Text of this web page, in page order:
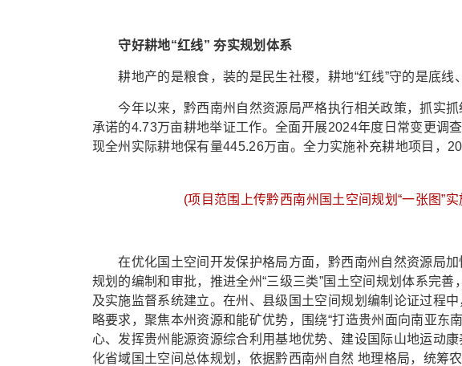
守好耕地“红线” 夯实规划体系
耕地产的是粮食，装的是民生社稷，耕地“红线”守的是底线
今年以来，黔西南州自然资源局严格执行相关政策，抓实抓
承诺的4.73万亩耕地举证工作。全面开展2024年度日常变更调
现全州实际耕地保有量445.26万亩。全力实施补充耕地项目，
(项目范围上传黔西南州国土空间规划“一张图”
在优化国土空间开发保护格局方面，黔西南州自然资源局加
规划的编制和审批，推进全州“三级三类”国土空间规划体系完
及实施监督系统建立。在州、县级国土空间规划编制论证过程
略要求，聚焦本州资源和能矿优势，围绕“打造贵州面向南亚东
心、发挥贵州能源资源综合利用基地优势、建设国际山地运动
化省域国土空间总体规划，依据黔西南州自然 地理格局，统筹